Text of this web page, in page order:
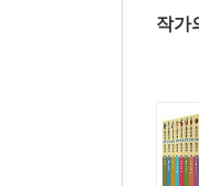
작가